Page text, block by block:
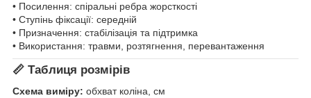
• Посилення: спіральні ребра жорсткості
• Ступінь фіксації: середній
• Призначення: стабілізація та підтримка
• Використання: травми, розтягнення, перевантаження
📏 Таблиця розмірів
Схема виміру: обхват коліна, см